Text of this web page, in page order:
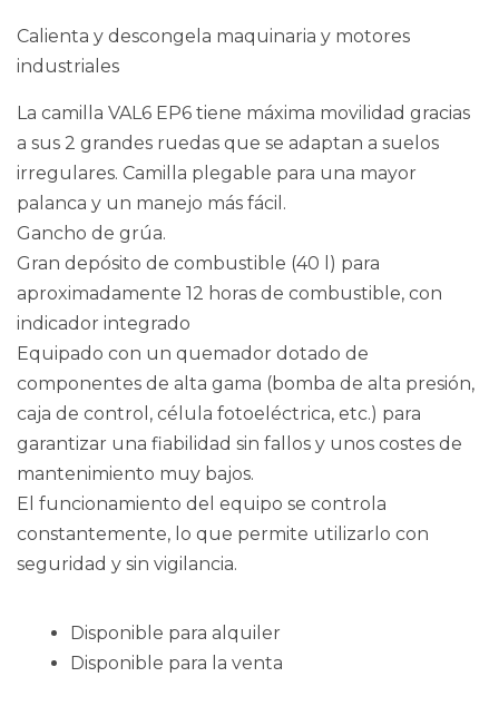
Calienta y descongela maquinaria y motores
industriales
La camilla VAL6 EP6 tiene máxima movilidad gracias
a sus 2 grandes ruedas que se adaptan a suelos
irregulares. Camilla plegable para una mayor
palanca y un manejo más fácil.
Gancho de grúa.
Gran depósito de combustible (40 l) para
aproximadamente 12 horas de combustible, con
indicador integrado
Equipado con un quemador dotado de
componentes de alta gama (bomba de alta presión,
caja de control, célula fotoeléctrica, etc.) para
garantizar una fiabilidad sin fallos y unos costes de
mantenimiento muy bajos.
El funcionamiento del equipo se controla
constantemente, lo que permite utilizarlo con
seguridad y sin vigilancia.
Disponible para alquiler
Disponible para la venta